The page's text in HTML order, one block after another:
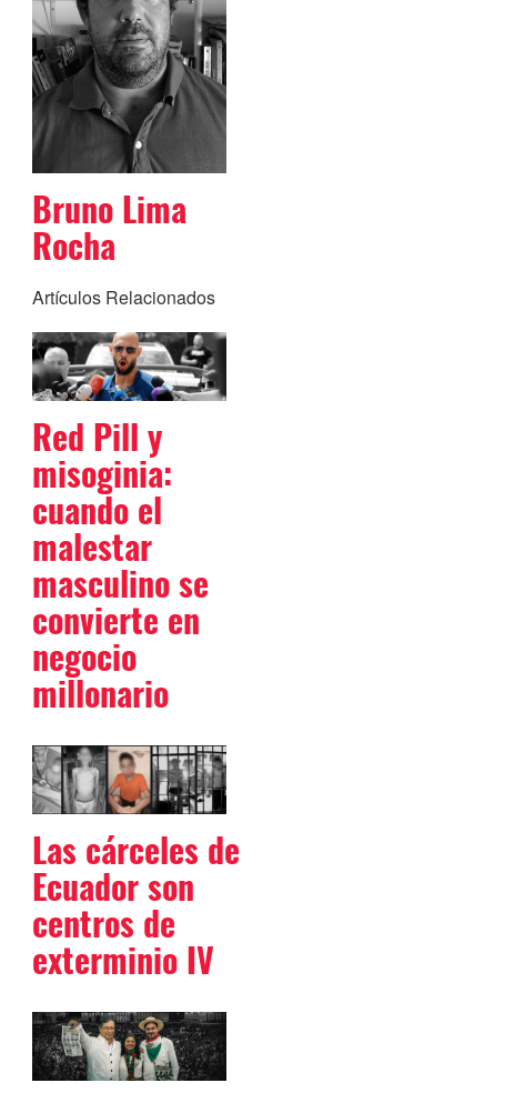
Bruno Lima
Rocha
Artículos Relacionados
Red Pill y
misoginia:
cuando el
malestar
masculino se
convierte en
negocio
millonario
Las cárceles de
Ecuador son
centros de
exterminio IV